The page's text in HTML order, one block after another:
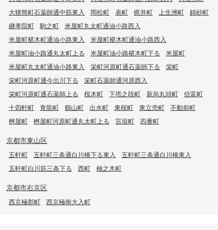
大猪熊町石薬師通中筋東入
岡松町 表町 梶井町 上生洲町
錦砂町
継孝院町
駒之町
米屋町丸太町通油小路西入
米屋町椹木町通油小路東入
米屋町椹木町通油小路西入
米屋町油小路通丸太町上る
米屋町油小路椹木町下る
米屋町
米屋町丸太町通油小路東入
栄町河原町通石薬師下る
栄町
栄町河原町通今出川下る
栄町石薬師通河原西入
栄町河原町通石薬師上る
桜木町 下塔之段町 新烏丸頭町
信富町
十四軒町
青龍町 鶴山町 出水町 東桜町 東立売町
不動前町
桝屋町
桝屋町河原町通丸太町上る 宮垣町 四番町
京都市東山区
五軒町 五軒町三条通白川橋下る東入
五軒町三条通白川橋東入
五軒町白川筋三条下る
西町 柚之木町
京都市右京区
西京極郡町 西京極南大入町